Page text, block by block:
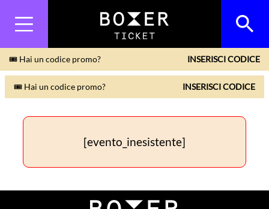
🎟 Hai un codice promo? INSERISCI CODICE
🎟 Hai un codice promo? INSERISCI CODICE
[evento_inesistente]